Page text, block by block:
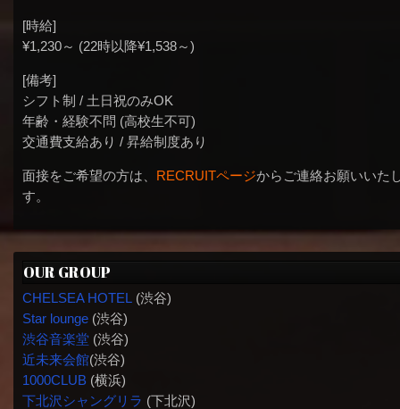
[時給]
¥1,230～ (22時以降¥1,538～)
[備考]
シフト制 / 土日祝のみOK
年齢・経験不問 (高校生不可)
交通費支給あり / 昇給制度あり
面接をご希望の方は、 RECRUITページからご連絡お願いいた
す。
OUR GROUP
CHELSEA HOTEL (渋谷)
Star lounge(渋谷)
渋谷音楽堂(渋谷)
近未来会館(渋谷)
1000CLUB(横浜)
下北沢シャングリラ (下北沢)